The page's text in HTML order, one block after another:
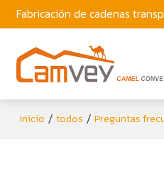
Fabricación de cadenas
Inicio / todos / Preguntas